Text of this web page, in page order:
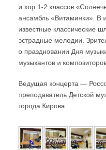
и хор 1-2 классов
ансамбль «Витаминки». В
известные классические
эстрадные мелодии.
о праздновании Дня
музыкантов и
Ведущая концерта —
преподаватель Детской
города Кирова